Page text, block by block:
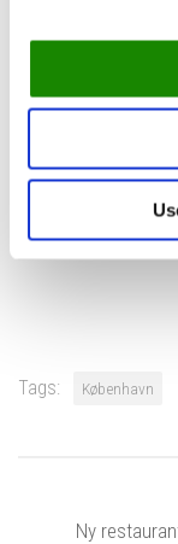
et bugnende
Spicy Saigon eller
Book bord på
Tags: København
Ny